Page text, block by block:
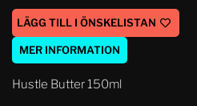
LÄGG TILL I ÖNSKELISTAN
MER INFORMATION
Hustle Butter 150ml